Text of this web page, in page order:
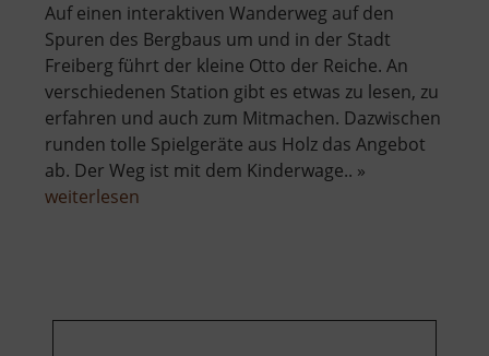
Auf einen interaktiven Wanderweg auf den
Spuren des Bergbaus um und in der Stadt
Freiberg führt der kleine Otto der Reiche. An
verschiedenen Station gibt es etwas zu lesen, zu
erfahren und auch zum Mitmachen. Dazwischen
runden tolle Spielgeräte aus Holz das Angebot
ab. Der Weg ist mit dem Kinderwage.. »
weiterlesen